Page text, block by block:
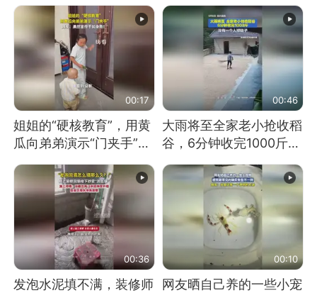
00:17
姐姐的“硬核教育”，用黄
瓜向弟弟演示“门夹手”，
网友：果然言传不如身
教！
00:46
大雨将至全家老小抢收稻
谷，6分钟收完1000斤，
没有一个人掉链子
00:36
发泡水泥填不满，装修师
00:10
网友晒自己养的一些小宠